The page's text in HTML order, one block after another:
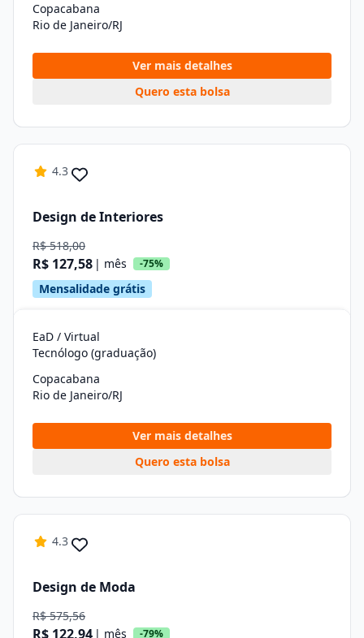
Copacabana
Rio de Janeiro/RJ
Ver mais detalhes
Quero esta bolsa
4.3
Design de Interiores
R$ 518,00
R$ 127,58 | mês -75%
Mensalidade grátis
EaD / Virtual
Tecnólogo (graduação)
Copacabana
Rio de Janeiro/RJ
Ver mais detalhes
Quero esta bolsa
4.3
Design de Moda
R$ 575,56
R$ 122,94 | mês -79%